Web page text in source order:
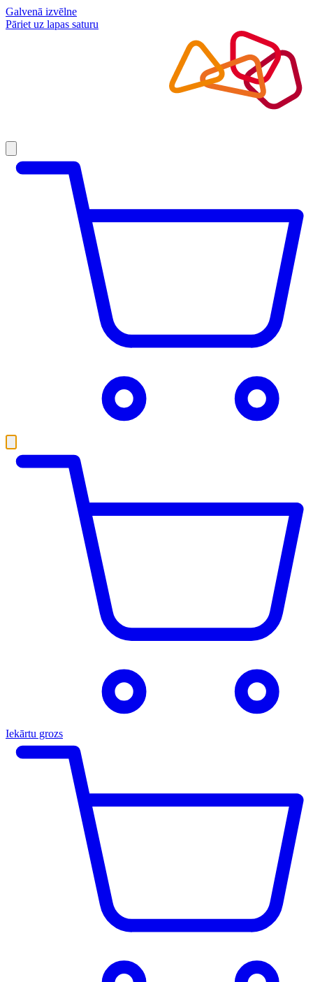
Galvenā izvēlne
Pāriet uz lapas saturu
Iekārtu grozs